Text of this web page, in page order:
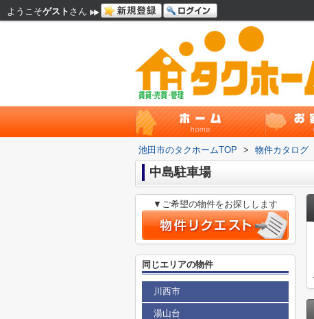
ようこそゲスト さん
池田市のタクホームTOP > 物件カタログ
中島駐車場
▼ご希望の物件をお探しします
同じエリアの物件
川西市
湯山台